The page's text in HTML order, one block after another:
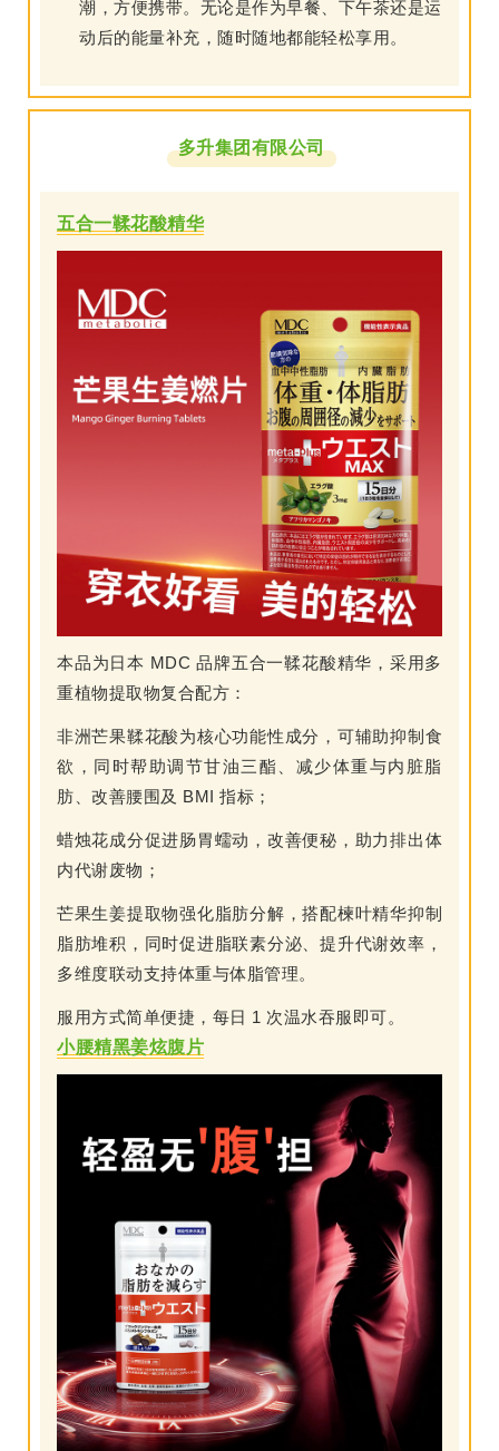
潮，方便携带。无论是作为早餐、下午茶还是运
动后的能量补充，随时随地都能轻松享用。
多升集团有限公司
五合一鞣花酸精华
本品为日本 MDC 品牌五合一鞣花酸精华，采用多
重植物提取物复合配方：
非洲芒果鞣花酸为核心功能性成分，可辅助抑制食
欲，同时帮助调节甘油三酯、减少体重与内脏脂
肪、改善腰围及 BMI 指标；
蜡烛花成分促进肠胃蠕动，改善便秘，助力排出体
内代谢废物；
芒果生姜提取物强化脂肪分解，搭配楝叶精华抑制
脂肪堆积，同时促进脂联素分泌、提升代谢效率，
多维度联动支持体重与体脂管理。
服用方式简单便捷，每日 1 次温水吞服即可。
小腰精黑姜炫腹片